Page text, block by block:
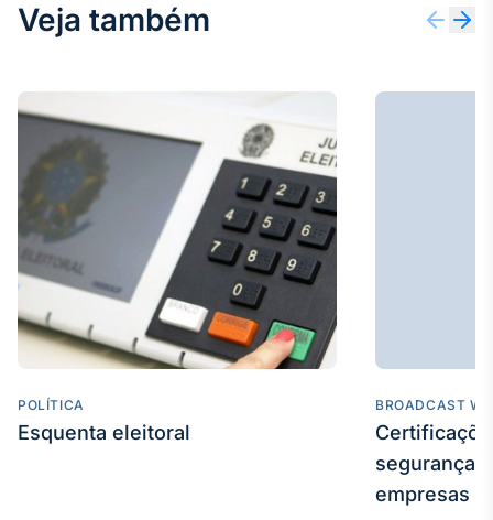
Veja também
POLÍTICA
Esquenta eleitoral
BROADCAST
segurança
empresas